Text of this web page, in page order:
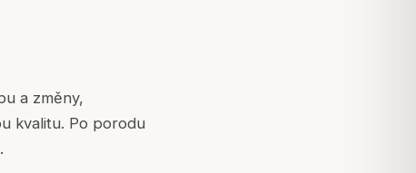
a změny,
kvalitu. Po porodu